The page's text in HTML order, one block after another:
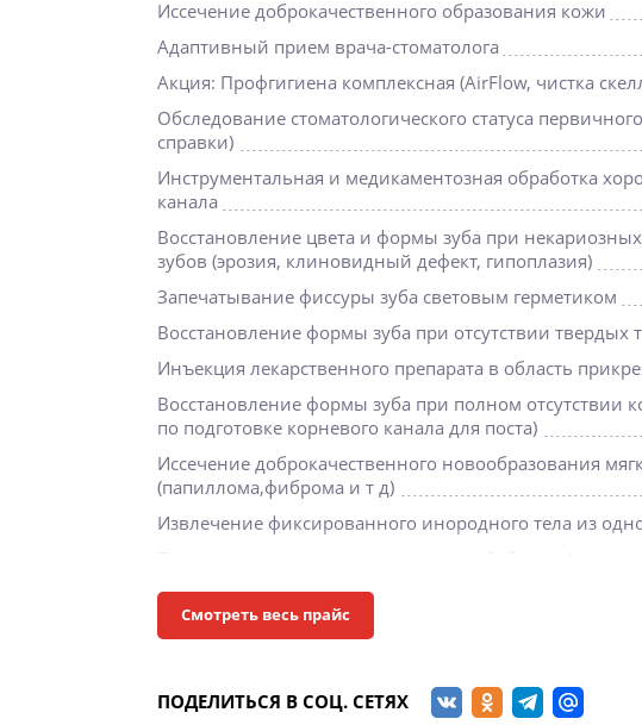
Иссечение доброкачественного образования кожи
Адаптивный прием врача-стоматолога
Акция: Профгигиена комплексная (AirFlow, чистка
Обследование стоматологического статуса
справки)
Инструментальная и медикаментозная обработка
канала
Восстановление цвета и формы зуба при
зубов (эрозия, клиновидный дефект, гипоплазия)
Запечатывание фиссуры зуба световым герметиком
Восстановление формы зуба при отсутствии твердых
Инъекция лекарственного препарата в область
Восстановление формы зуба при полном отсутствии
по подготовке корневого канала для поста)
Иссечение доброкачественного новообразования
(папиллома,фиброма и т д)
Извлечение фиксированного инородного тела из
Лечение альвеолита с ревизией лунки
Медикаментозное лечение пародонтальных
Перевязка раны в полости рта
Смотреть весь прайс
ПОДЕЛИТЬСЯ В СОЦ. СЕТЯХ